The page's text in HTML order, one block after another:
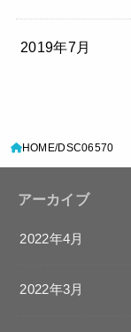
2019年7月
HOME DSC06570
アーカイブ
2022年4月
2022年3月